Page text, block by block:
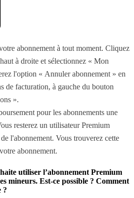
abonnement à tout moment. Cliquez
à droite et sélectionnez « Mon
l'option « Annuler abonnement » en
de facturation, à gauche du bouton
».
pour les abonnements une
resterez un utilisateur Premium
l'abonnement. Vous trouverez cette
abonnement.
utiliser l’abonnement Premium
mineurs. Est-ce possible ? Comment
?